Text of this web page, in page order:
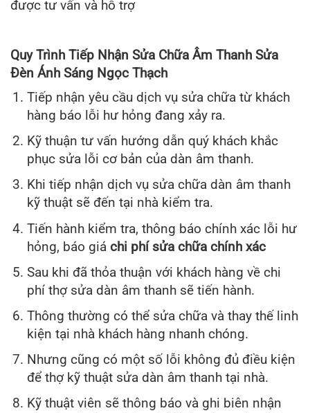
được tư vấn và hỗ trợ
Quy Trình Tiếp Nhận Sửa Chữa Âm Thanh Sửa
Đèn Ánh Sáng Ngọc Thạch
Tiếp nhận yêu cầu dịch vụ sửa chữa từ khách
hàng báo lỗi hư hỏng đang xảy ra.
Kỹ thuận tư vấn hướng dẫn quý khách khắc
phục sửa lỗi cơ bản của dàn âm thanh.
Khi tiếp nhận dịch vụ sửa chữa dàn âm thanh
kỹ thuật sẽ đến tại nhà kiểm tra.
Tiến hành kiểm tra, thông báo chính xác lỗi hư
hỏng, báo giáchi phí sửa chữa chính xác
Sau khi đã thỏa thuận với khách hàng về chi
phí thợ sửa dàn âm thanh sẽ tiến hành.
Thông thường có thể sửa chữa và thay thế linh
kiện tại nhà khách hàng nhanh chóng.
Nhưng cũng có một số lỗi không đủ điều kiện
để thợ kỹ thuật sửa dàn âm thanh tại nhà.
Kỹ thuật viên sẽ thông báo và ghi biên nhận